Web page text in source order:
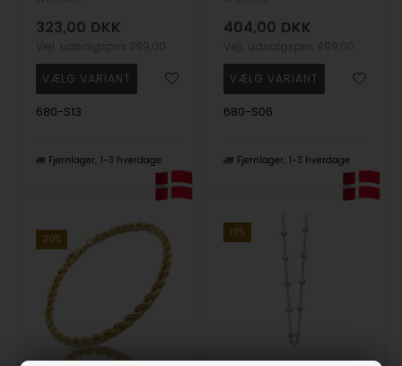
323,00 DKK
680-S13
Fjernlager 1-3 hverdage
404,00 DKK
680-S06
Fjernlager 1-3 hverdage
20%
19%